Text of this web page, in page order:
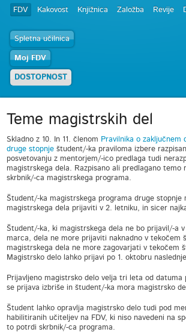
FDV Kakovost Knjižnica Založba Revije
Spletna učilnica
Moj FDV
DOSTOPNOST
Teme magistrskih del
Skladno z 10. In 11. členom Pravilnika o zaključnem
druge stopnje študent/-ka praviloma izbere
posvetovanju z mentorjem/-ico predlaga tudi
magistrskega dela. Razpisano ali predlagano temo
skrbnik/-ca magistrskega programa.
Študent/-ka magistrskega programa druge stopnje
magistrskega dela prijaviti v 2. letniku, in sicer
Študent/-ka, ki magistrskega dela ne bo prijavil/-a
marca, dela ne more prijaviti naknadno v tekočem
magistrskega dela ne more zagovarjati v tekočem
Magistrsko delo lahko prijavi po 1. oktobru
Prijavljeno magistrsko delo velja tri leta od datuma
se prijava izbriše in študent/-ka mora magistrsko
Študent lahko opravlja magistrsko delo tudi pod
habilitiranih učiteljev na FDV, ki niso navedeni na
to potrdi skrbnik/-ca programa.